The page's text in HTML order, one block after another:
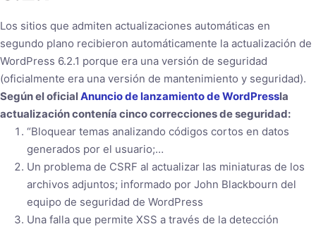
Los sitios que admiten actualizaciones automáticas en
segundo plano recibieron automáticamente la actualización de
WordPress 6.2.1 porque era una versión de seguridad
(oficialmente era una versión de mantenimiento y seguridad).
Según el oficialAnuncio de lanzamiento de WordPressla
actualización contenía cinco correcciones de seguridad:
“Bloquear temas analizando códigos cortos en datos
generados por el usuario;…
Un problema de CSRF al actualizar las miniaturas de los
archivos adjuntos; informado por John Blackbourn del
equipo de seguridad de WordPress
Una falla que permite XSS a través de la detección